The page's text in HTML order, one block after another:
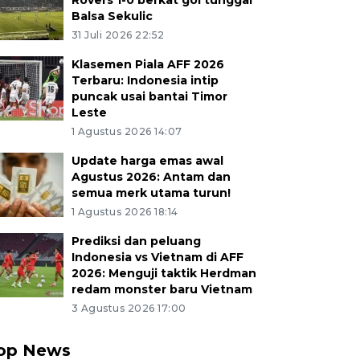
Balsa Sekulic
31 Juli 2026 22:52
Klasemen Piala AFF 2026
Terbaru: Indonesia intip
puncak usai bantai Timor
Leste
1 Agustus 2026 14:07
Update harga emas awal
Agustus 2026: Antam dan
semua merk utama turun!
1 Agustus 2026 18:14
Prediksi dan peluang
Indonesia vs Vietnam di AFF
2026: Menguji taktik Herdman
redam monster baru Vietnam
3 Agustus 2026 17:00
News